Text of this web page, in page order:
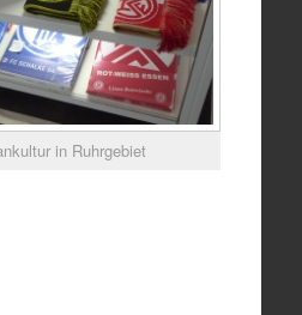
in Ruhrgebiet